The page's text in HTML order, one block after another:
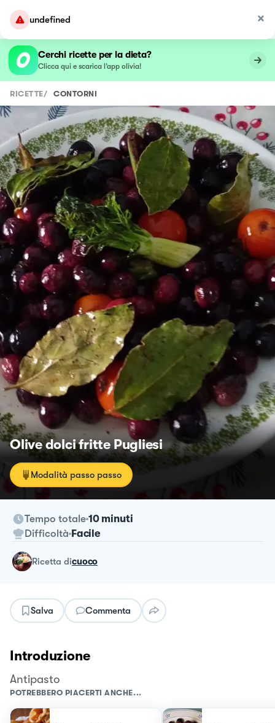
undefined
Cerchi ricette per la dieta?
Clicca qui e scarica l’app olivia!
RICETTE/ CONTORNI
Olive dolci fritte Pugliesi
Modalità passo passo
Tempo totale 10 minuti
Difficoltà Facile
ricetta dicuoco
Salva Commenta
Introduzione
Antipasto
POTREBBERO PIACERTI ANCHE...